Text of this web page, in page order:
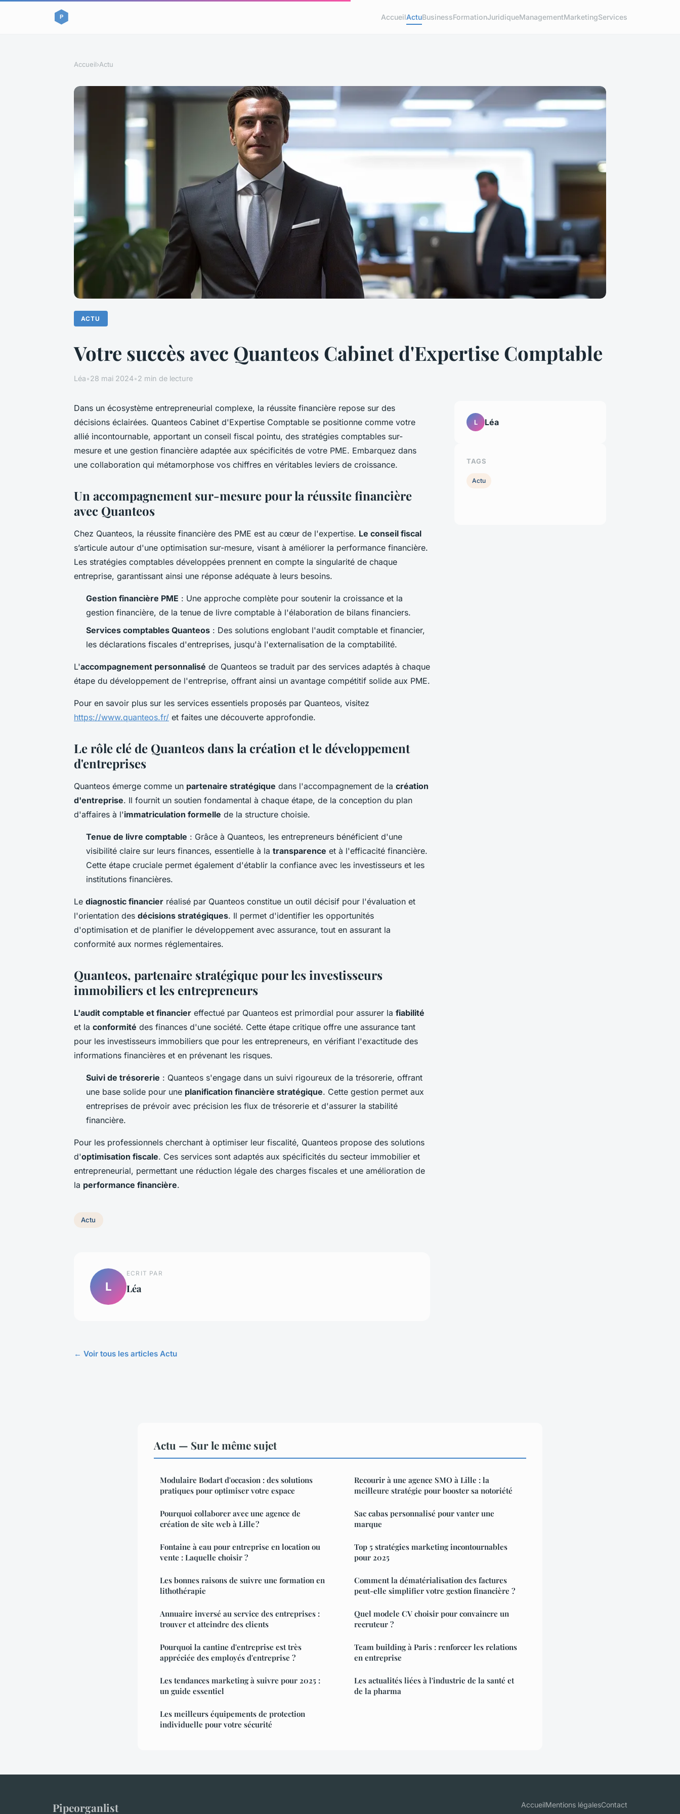
AccueilActuBusinessFormationJuridiqueManagementMarketingServices
Accueil›Actu
ACTU
Votre succès avec Quanteos Cabinet d'Expertise Comptable
Léa•28 mai 2024•2 min de lecture
Dans un écosystème entrepreneurial complexe, la réussite financière repose sur des
décisions éclairées. Quanteos Cabinet d'Expertise Comptable se positionne comme votre
allié incontournable, apportant un conseil fiscal pointu, des stratégies comptables sur-
mesure et une gestion financière adaptée aux spécificités de votre PME. Embarquez dans
une collaboration qui métamorphose vos chiffres en véritables leviers de croissance.
Un accompagnement sur-mesure pour la réussite financière
avec Quanteos
Chez Quanteos, la réussite financière des PME est au cœur de l'expertise. Le conseil fiscal
s’articule autour d'une optimisation sur-mesure, visant à améliorer la performance financière.
Les stratégies comptables développées prennent en compte la singularité de chaque
entreprise, garantissant ainsi une réponse adéquate à leurs besoins.
Gestion financière PME : Une approche complète pour soutenir la croissance et la
gestion financière, de la tenue de livre comptable à l'élaboration de bilans financiers.
Services comptables Quanteos : Des solutions englobant l'audit comptable et financier,
les déclarations fiscales d'entreprises, jusqu'à l'externalisation de la comptabilité.
L'accompagnement personnalisé de Quanteos se traduit par des services adaptés à chaque
étape du développement de l'entreprise, offrant ainsi un avantage compétitif solide aux PME.
Pour en savoir plus sur les services essentiels proposés par Quanteos, visitez
https://www.quanteos.fr/ et faites une découverte approfondie.
Le rôle clé de Quanteos dans la création et le développement
d'entreprises
Quanteos émerge comme un partenaire stratégique dans l'accompagnement de la création
d'entreprise. Il fournit un soutien fondamental à chaque étape, de la conception du plan
d'affaires à l'immatriculation formelle de la structure choisie.
Tenue de livre comptable : Grâce à Quanteos, les entrepreneurs bénéficient d'une
visibilité claire sur leurs finances, essentielle à la transparence et à l'efficacité financière.
Cette étape cruciale permet également d'établir la confiance avec les investisseurs et les
institutions financières.
Le diagnostic financier réalisé par Quanteos constitue un outil décisif pour l'évaluation et
l'orientation des décisions stratégiques. Il permet d'identifier les opportunités
d'optimisation et de planifier le développement avec assurance, tout en assurant la
conformité aux normes réglementaires.
Quanteos, partenaire stratégique pour les investisseurs
immobiliers et les entrepreneurs
L'audit comptable et financier effectué par Quanteos est primordial pour assurer la fiabilité
et la conformité des finances d'une société. Cette étape critique offre une assurance tant
pour les investisseurs immobiliers que pour les entrepreneurs, en vérifiant l'exactitude des
informations financières et en prévenant les risques.
Suivi de trésorerie : Quanteos s'engage dans un suivi rigoureux de la trésorerie, offrant
une base solide pour une planification financière stratégique. Cette gestion permet aux
entreprises de prévoir avec précision les flux de trésorerie et d'assurer la stabilité
financière.
Pour les professionnels cherchant à optimiser leur fiscalité, Quanteos propose des solutions
d'optimisation fiscale. Ces services sont adaptés aux spécificités du secteur immobilier et
entrepreneurial, permettant une réduction légale des charges fiscales et une amélioration de
la performance financière.
Actu
L
ECRIT PAR
Léa
← Voir tous les articles Actu
L Léa
TAGS
Actu
Actu — Sur le même sujet
Modulaire Bodart d'occasion : des solutions
pratiques pour optimiser votre espace
Pourquoi collaborer avec une agence de
création de site web à Lille ?
Fontaine à eau pour entreprise en location ou
vente : Laquelle choisir ?
Les bonnes raisons de suivre une formation en
lithothérapie
Annuaire inversé au service des entreprises :
trouver et atteindre des clients
Pourquoi la cantine d'entreprise est très
appréciée des employés d'entreprise ?
Les tendances marketing à suivre pour 2025 :
un guide essentiel
Les meilleurs équipements de protection
individuelle pour votre sécurité
Recourir à une agence SMO à Lille : la
meilleure stratégie pour booster sa notoriété
Sac cabas personnalisé pour vanter une
marque
Top 5 stratégies marketing incontournables
pour 2025
Comment la dématérialisation des factures
peut-elle simplifier votre gestion financière ?
Quel modele CV choisir pour convaincre un
recruteur ?
Team building à Paris : renforcer les relations
en entreprise
Les actualités liées à l'industrie de la santé et
de la pharma
Pipeorganlist AccueilMentions légalesContact